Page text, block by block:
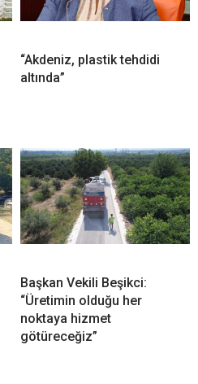
“Akdeniz, plastik tehdidi
altında”
Başkan Vekili Beşikci:
“Üretimin olduğu her
noktaya hizmet
götüreceğiz”